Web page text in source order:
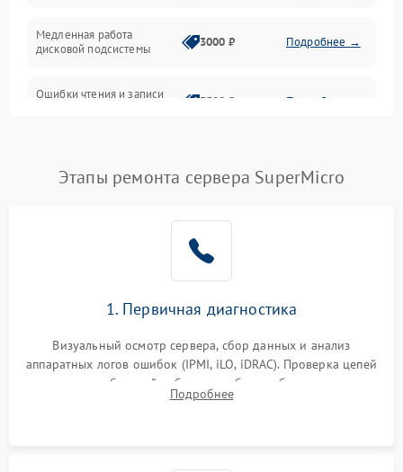
Контроллеры и интерфейсы
Виртуализация и сервисы
Программные сбои
Влага и внешные воздействия
Медленная работа
дисковой подсистемы
3000 ₽ Подробнее →
Ошибки чтения и записи
3500 ₽ Подробнее →
Этапы ремонта сервера SuperMicro
1. Первичная диагностика
Визуальный осмотр сервера, сбор данных и анализ
аппаратных логов ошибок (IPMI, iLO, iDRAC). Проверка цепей
питания и базовой работоспособности без вскрытия
корпуса для быстрой локализации сбоя.
Подробнее